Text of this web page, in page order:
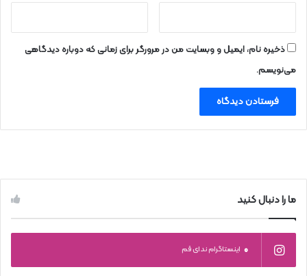
ذخیره نام، ایمیل و وبسایت من در مرورگر برای زمانی که دوباره دیدگاهی
می‌نویسم.
ما را دنبال کنید
0 اینستاگرام ندای قم